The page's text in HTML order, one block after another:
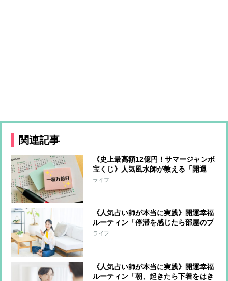
関連記事
《史上最高額12億円！サマージャンボ
宝くじ》人気風水師が教える「開運
日」「時間」「吉方位」
ライフ
《人気占い師が本当に実践》開運幸福
ルーティン「停滞を感じたら部屋のプ
チ模様替え」「自己投資をやめたら運
ライフ
《人気占い師が本当に実践》開運幸福
ルーティン「朝、起きたら下着をはき